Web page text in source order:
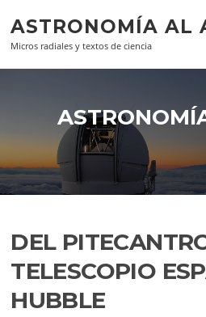
ASTRONOMÍA AL
Micros radiales y textos de ciencia
DEL
TELESCOPIO
HUBBLE